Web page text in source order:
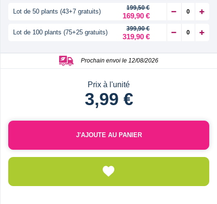
Lot de 50 plants (43+7 gratuits) 199,50 €
169,90 €
Lot de 100 plants (75+25 gratuits) 399,90 €
319,90 €
Prochain envoi le 12/08/2026
Prix à l'unité
3,99 €
J'AJOUTE AU PANIER